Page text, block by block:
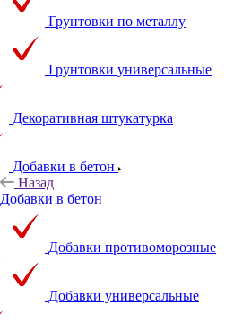
Грунтовки по металлу
Грунтовки универсальные
Декоративная штукатурка
Добавки в бетон
Назад
Добавки в бетон
Добавки противоморозные
Добавки универсальные